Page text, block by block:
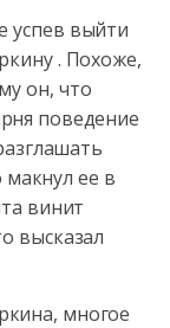
успев выйти
. Похоже,
он, что
поведение
ее в
винит
высказал
многое